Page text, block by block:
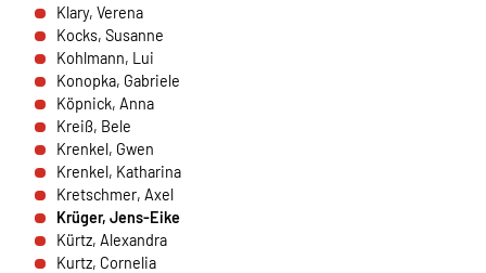
Klary, Verena
Kocks, Susanne
Kohlmann, Lui
Konopka, Gabriele
Köpnick, Anna
Kreiß, Bele
Krenkel, Gwen
Krenkel, Katharina
Kretschmer, Axel
Krüger, Jens-Eike
Kürtz, Alexandra
Kurtz, Cornelia
HelpDirect und Google reCAPTCHA
Anbieter:
HelpDirect (HelpDirect e.V. Ahrweg 107 D-53347
Alfter) und Google Ireland Limited Gordon House,
Barrow Street Dublin 4 Irland
Zweck:
Erkennung von Spam und Schutz vor Missbrauch
im Spendenformular, Abwicklung der Spende mit
HelpDirect.